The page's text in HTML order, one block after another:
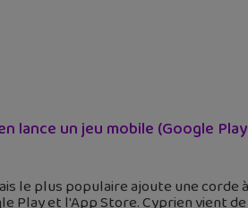
lance un jeu mobile (Google
le plus populaire ajoute une corde
Play et l'App Store. Cyprien vient